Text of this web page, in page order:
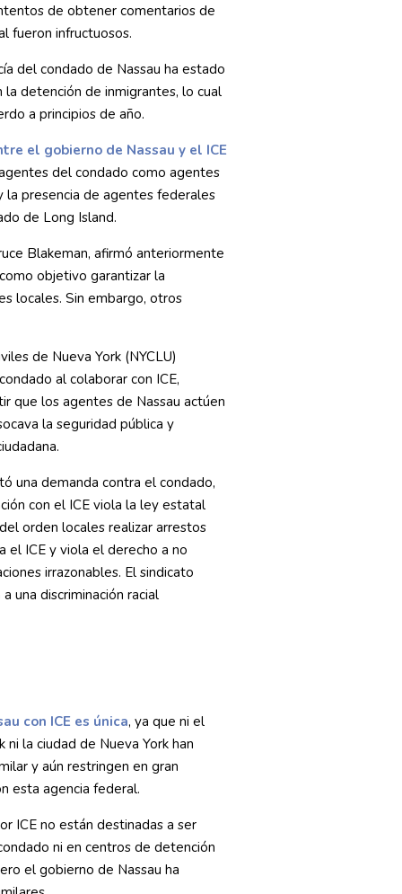
de obtener comentarios de
fueron infructuosos.
del condado de Nassau ha estado
la detención de inmigrantes, lo cual
a principios de año.
el gobierno de Nassau y el ICE
del condado como agentes
la presencia de agentes federales
de Long Island.
Blakeman, afirmó anteriormente
objetivo garantizar la
locales. Sin embargo, otros
de Nueva York (NYCLU)
al colaborar con ICE,
que los agentes de Nassau actúen
la seguridad pública y
una demanda contra el condado,
con el ICE viola la ley estatal
orden locales realizar arrestos
el ICE y viola el derecho a no
irrazonables. El sindicato
una discriminación racial
con ICE es única, ya que ni el
la ciudad de Nueva York han
y aún restringen en gran
esta agencia federal.
ICE no están destinadas a ser
ni en centros de detención
el gobierno de Nassau ha